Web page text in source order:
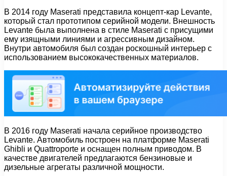
В 2014 году Maserati представила концепт-кар Levante,
который стал прототипом серийной модели. Внешность
Levante была выполнена в стиле Maserati с присущими
ему изящными линиями и агрессивным дизайном.
Внутри автомобиля был создан роскошный интерьер с
использованием высококачественных материалов.
В 2016 году Maserati начала серийное производство
Levante. Автомобиль построен на платформе Maserati
Ghibli и Quattroporte и оснащен полным приводом. В
качестве двигателей предлагаются бензиновые и
дизельные агрегаты различной мощности.